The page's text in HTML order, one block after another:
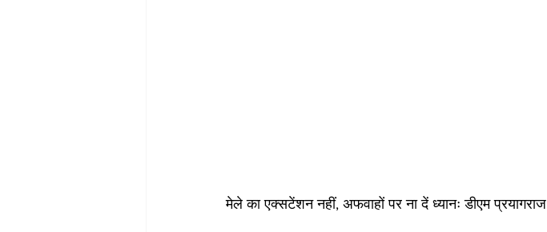
मेले का एक्सटेंशन नहीं, अफवाहों पर ना दें ध्यानः डीएम प्रयागराज